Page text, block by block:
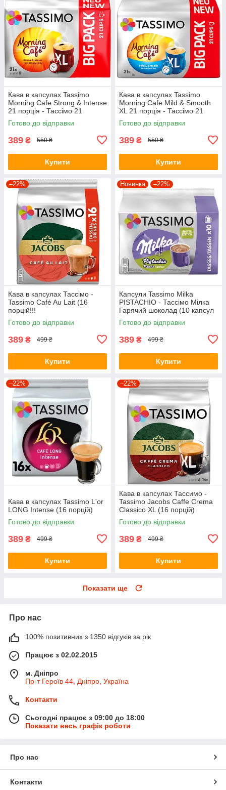
Кава в капсулах Tassimo
Morning Cafe Strong & Intense
21 порція - Тассімо 21
капсула BIG PACK
Готово до відправки
389 ₴ 550 ₴
Купити
Кава в капсулах Tassimo
Morning Cafe Mild & Smooth
XL 21 порція - Тассімо 21
капсула BIG PACK
Готово до відправки
389 ₴ 550 ₴
Купити
–22%
Кава в капсулах Тассімо -
Tassimo Café Au Lait (16
порцій!!!
Готово до відправки
389 ₴ 499 ₴
Купити
Новинка –22%
Капсули Tassimo Milka
PISTACHIO - Тассімо Мілка
Гарячий шоколад (10 капсул
= 10 порцій = 160 грамів)
Готово до відправки
389 ₴ 499 ₴
Купити
–22%
Кава в капсулах Tassimo L'or
LONG Intense (16 порцій)
Готово до відправки
389 ₴ 499 ₴
Купити
–22%
Кава в капсулах Тассимо -
Tassimo Jacobs Caffe Crema
Classico XL (16 порцій)
Готово до відправки
389 ₴ 499 ₴
Купити
Показати ще
Про нас
100% позитивних з 1350 відгуків за рік
Працює з 02.02.2015
м. Дніпро
Пр-т Героїв 44, Дніпро, Україна
Контакти
Сьогодні працює з 09:00 до 18:00
Показати весь графік роботи
Про нас
Контакти